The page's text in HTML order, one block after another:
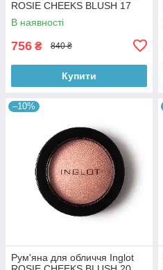
ROSIE CHEEKS BLUSH 17
В наявності
756 ₴ 840 ₴
Купити
–10%
Рум'яна для обличчя Inglot